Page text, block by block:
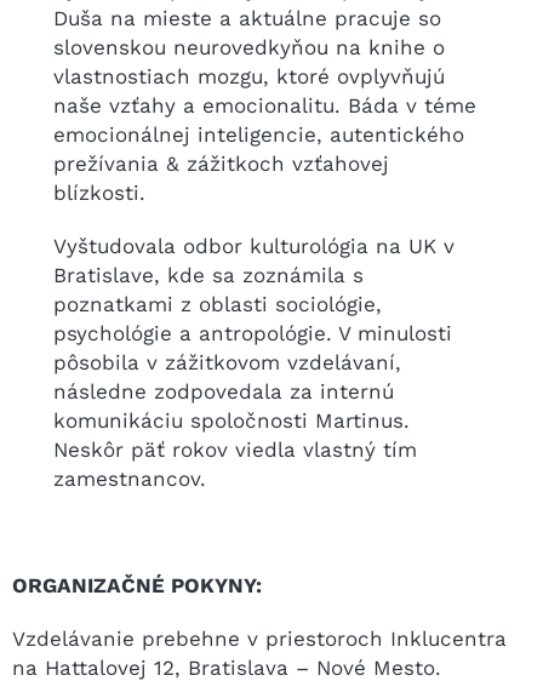
Duša na mieste a aktuálne pracuje so
slovenskou neurovedkyňou na knihe o
vlastnostiach mozgu, ktoré ovplyvňujú
naše vzťahy a emocionalitu. Báda v téme
emocionálnej inteligencie, autentického
prežívania & zážitkoch vzťahovej
blízkosti.
Vyštudovala odbor kulturológia na UK v
Bratislave, kde sa zoznámila s
poznatkami z oblasti sociológie,
psychológie a antropológie. V minulosti
pôsobila v zážitkovom vzdelávaní,
následne zodpovedala za internú
komunikáciu spoločnosti Martinus.
Neskôr päť rokov viedla vlastný tím
zamestnancov.
ORGANIZAČNÉ POKYNY:
Vzdelávanie prebehne v priestoroch Inklucentra
na Hattalovej 12, Bratislava – Nové Mesto.